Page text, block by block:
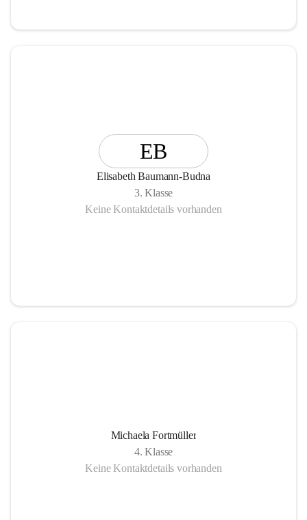
EB
Elisabeth Baumann-Budna
3. Klasse
Keine Kontaktdetails vorhanden
Michaela Fortmüller
4. Klasse
Keine Kontaktdetails vorhanden